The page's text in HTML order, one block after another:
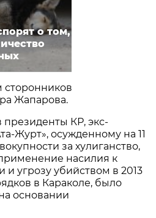
о том,
сторонников
Жапарова.
КР, экс-
Журт», осужденному на 11
за хулиганство,
насилия к
и угрозу убийством в 2013
в Караколе, было
основании